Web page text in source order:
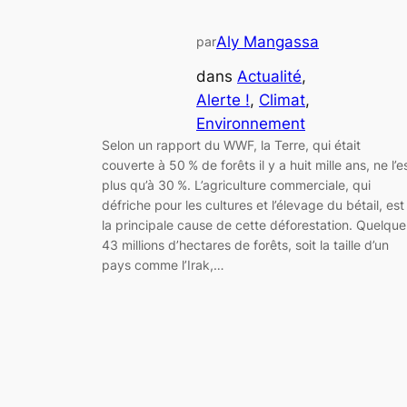
parAly Mangassa
dans Actualité
Alerte !, Climat
Environnement
Selon un rapport du WWF, la Terre, qui était
couverte à 50 % de forêts il y a huit mille ans, ne
plus qu’à 30 %. L’agriculture commerciale, qui
défriche pour les cultures et l’élevage du bétail, est
la principale cause de cette déforestation. Quelque
43 millions d’hectares de forêts, soit la taille d’un
pays comme l’Irak,…